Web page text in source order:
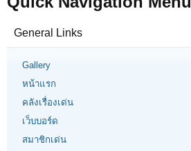
General Links
Gallery
หน้าแรก
คลังเรื่องเด่น
เว็บบอร์ด
สมาชิกเด่น